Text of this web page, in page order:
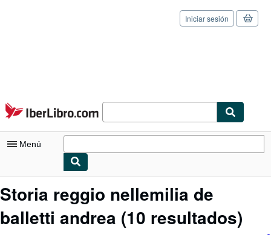
Pasar al contenido principal
IberLibro.com
Iniciar sesión
Menú
Mi cuenta
Consultar mis pedidos
Storia reggio nellemilia de
balletti andrea (10 resultados)